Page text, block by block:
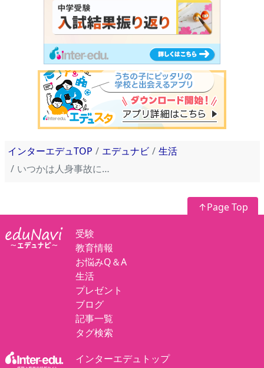
インターエデュTOP エデュナビ
生活
いつかは人身事故に!? 80近い高齢父、免許返納して欲しいけどキレて拒否。どうしたら…
↑Page Top
受験
教育情報
お悩みQ＆A
生活
プレゼント
ブログ
記事一覧
タグ検索
インターエデュトップ